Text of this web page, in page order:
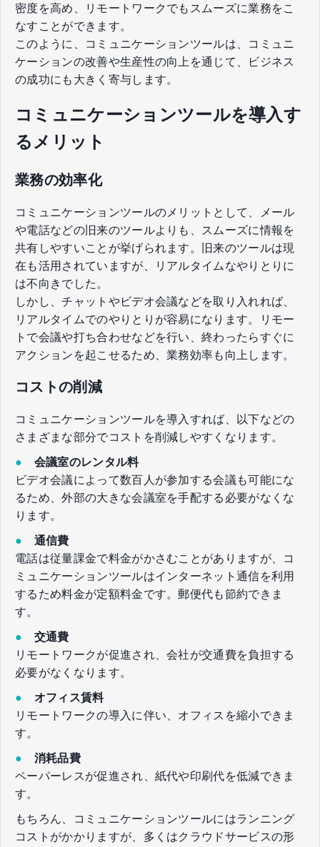
密度を高め、リモートワークでもスムーズに業務をこ
なすことができます。
このように、コミュニケーションツールは、コミュニ
ケーションの改善や生産性の向上を通じて、ビジネス
の成功にも大きく寄与します。
コミュニケーションツールを導入す
るメリット
業務の効率化
コミュニケーションツールのメリットとして、メール
や電話などの旧来のツールよりも、スムーズに情報を
共有しやすいことが挙げられます。旧来のツールは現
在も活用されていますが、リアルタイムなやりとりに
は不向きでした。
しかし、チャットやビデオ会議などを取り入れれば、
リアルタイムでのやりとりが容易になります。リモー
トで会議や打ち合わせなどを行い、終わったらすぐに
アクションを起こせるため、業務効率も向上します。
コストの削減
コミュニケーションツールを導入すれば、以下などの
さまざまな部分でコストを削減しやすくなります。
● 会議室のレンタル料
ビデオ会議によって数百人が参加する会議も可能にな
るため、外部の大きな会議室を手配する必要がなくな
ります。
● 通信費
電話は従量課金で料金がかさむことがありますが、コ
ミュニケーションツールはインターネット通信を利用
するため料金が定額料金です。郵便代も節約できま
す。
● 交通費
リモートワークが促進され、会社が交通費を負担する
必要がなくなります。
● オフィス賃料
リモートワークの導入に伴い、オフィスを縮小できま
す。
● 消耗品費
ペーパーレスが促進され、紙代や印刷代を低減できま
す。
もちろん、コミュニケーションツールにはランニング
コストがかかりますが、多くはクラウドサービスの形